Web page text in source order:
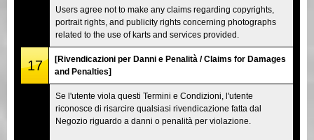
Users agree not to make any claims regarding copyrights,
portrait rights, and publicity rights concerning photographs
related to the use of karts and services provided.
17
[Rivendicazioni per Danni e Penalità / Claims for Damages
and Penalties]
Se l'utente viola questi Termini e Condizioni, l'utente
riconosce di risarcire qualsiasi rivendicazione fatta dal
Negozio riguardo a danni o penalità per violazione.